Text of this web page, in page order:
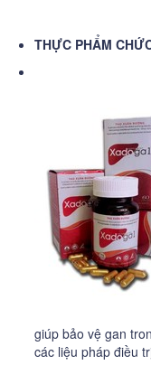
THỰC PHẨM
giúp bảo vệ gan
các liệu pháp điều